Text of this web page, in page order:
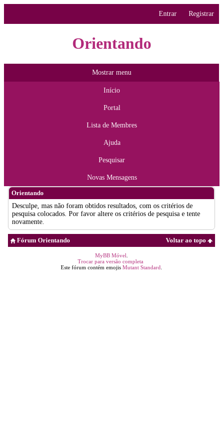
Entrar Registrar
Orientando
Mostrar menu
Início
Portal
Lista de Membres
Ajuda
Pesquisar
Novas Mensagens
Orientando
Desculpe, mas não foram obtidos resultados, com os critérios de
pesquisa colocados. Por favor altere os critérios de pesquisa e tente
novamente.
Voltar ao topo
Fórum Orientando
MyBB Móvel
Trocar para versão completa
Este fórum contém emojis Mutant Standard